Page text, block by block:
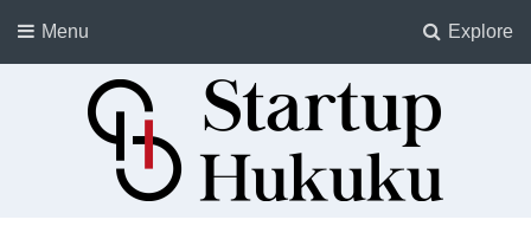
Explore
Menu